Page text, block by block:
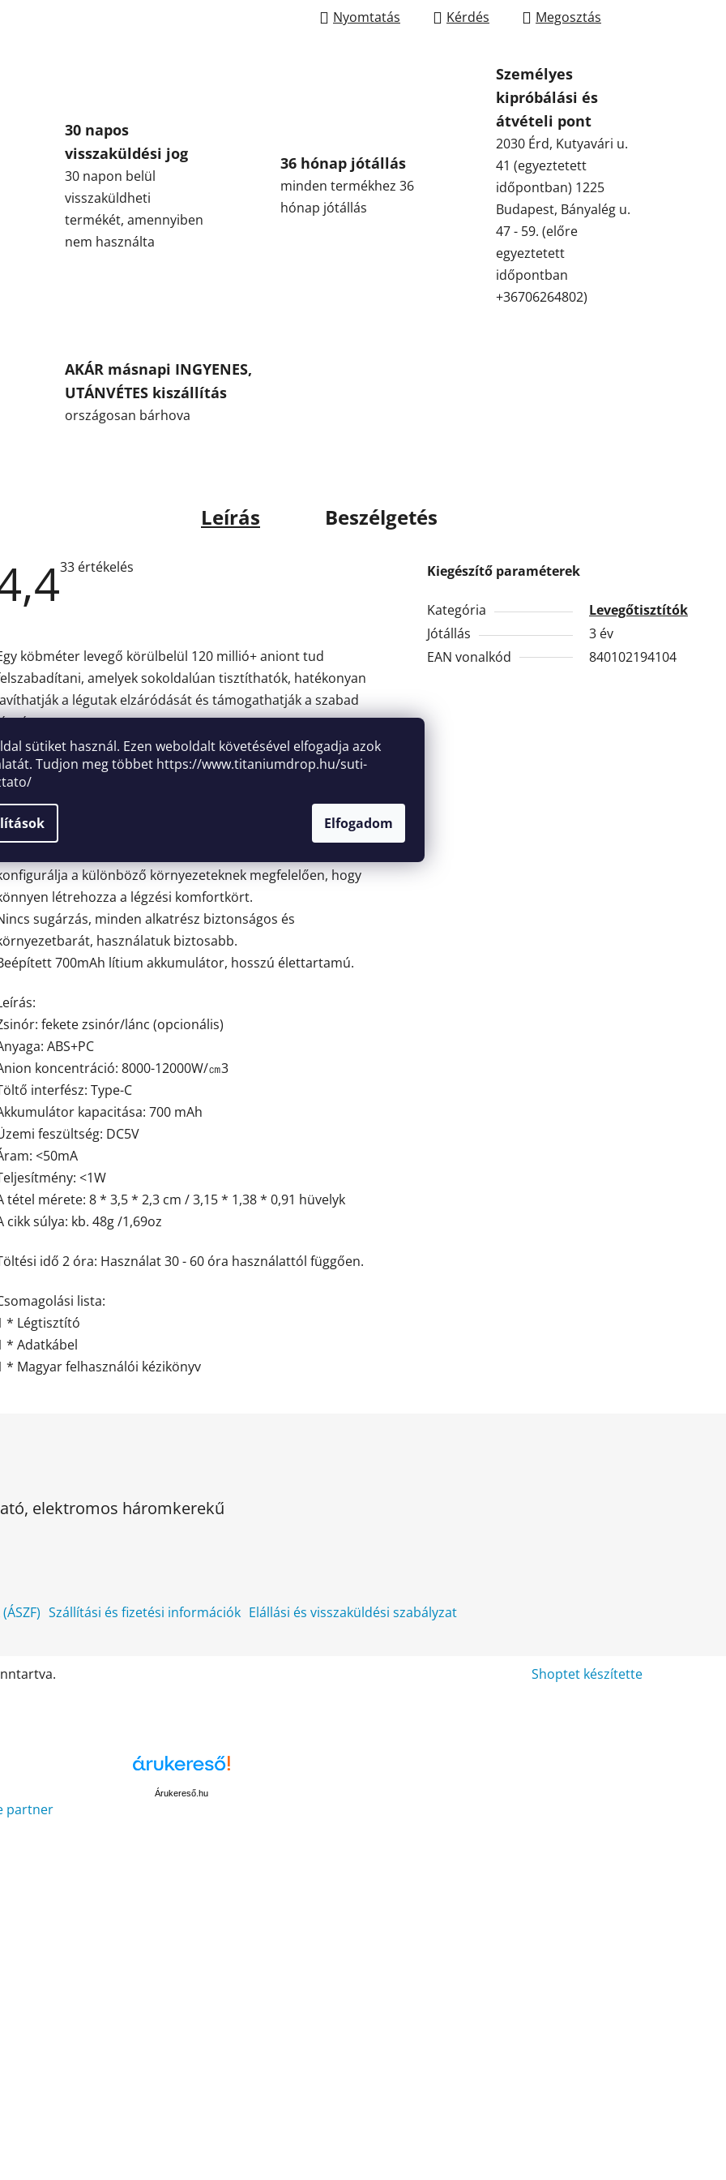
sütiket használ. Ezen weboldalt követésével elfogadja azok
Tudjon meg többet https://www.titaniumdrop.hu/suti-
Elfogadom
Nyomtatás Kérdés Megosztás
30 napos
visszaküldési jog
30 napon belül
visszaküldheti
termékét, amennyiben
nem használta
36 hónap jótállás
minden termékhez 36
hónap jótállás
Személyes
kipróbálási és
átvételi pont
2030 Érd, Kutyavári u.
41 (egyeztetett
időpontban) 1225
Budapest, Bányalég u.
47 - 59. (előre
egyeztetett
időpontban
+36706264802)
AKÁR másnapi INGYENES,
UTÁNVÉTES kiszállítás
országosan bárhova
Leírás Beszélgetés
A
csillag.
33 értékelés
köbméter levegő körülbelül 120 millió+ aniont tud
amelyek sokoldalúan tisztíthatók, hatékonyan
a légutak elzáródását és támogathatják a szabad
méret, nyakba akasztható kialakítás, könnyen használható
és bármikor.
kettős anionkibocsátót és szénszálas kefét, a kettős
nincs szűrőhálója a levegő jobb tisztításához,
hosszú élettartamhoz.
a különböző környezeteknek megfelelően, hogy
létrehozza a légzési komfortkört.
sugárzás, minden alkatrész biztonságos és
használatuk biztosabb.
700mAh lítium akkumulátor, hosszú élettartamú.
fekete zsinór/lánc (opcionális)
ABS+PC
koncentráció: 8000-12000W/㎝3
interfész: Type-C
kapacitása: 700 mAh
feszültség: DC5V
<50mA
<1W
tétel mérete: 8 * 3,5 * 2,3 cm / 3,15 * 1,38 * 0,91 hüvelyk
cikk súlya: kb. 48g /1,69oz
idő 2 óra: Használat 30 - 60 óra használattól függően.
lista:
* Légtisztító
* Adatkábel
* Magyar felhasználói kézikönyv
Kiegészítő paraméterek
Kategória
Levegőtisztítók
Jótállás
3 év
EAN vonalkód
840102194104
elektromos háromkerekű
Szállítási és fizetési információk Elállási és visszaküldési szabályzat
Shoptet készítette
Árukereső.hu
partner